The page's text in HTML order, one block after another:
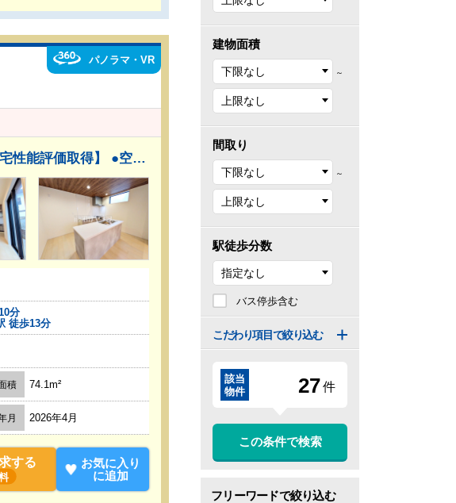
パノラマ・VR
●小田急小田原線「狛江」駅徒歩10分 【暮らしの質を高める充実の設備×安心の住宅性能評価取得】 ●空間が美しく広がる開放的なデザイン、家族と繋がりながら料理を愉しめるアイランドキッチン ●家事負担を減らし、手洗いに比べ高い節水効果も期待できる食洗機を完備 ●お洋服からバッグや小物類まで、すっきりと収まる大容量ウォークインクローゼット
分
徒歩13分
積 74.1m²
月 2026年4月
する
お気に入り
に追加
建物面積
～
間取り
～
駅徒歩分数
バス停歩含む
こだわり項目で絞り込む
該当
物件
27件
この条件で検索
フリーワードで絞り込む